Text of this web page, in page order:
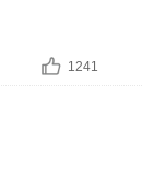
1241